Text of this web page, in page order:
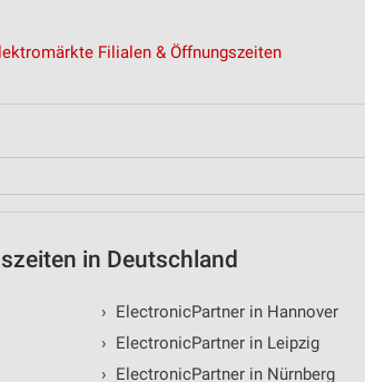
Filialen & Öffnungszeiten
in Deutschland
› ElectronicPartner in Hannover
› ElectronicPartner in Leipzig
› ElectronicPartner in Nürnberg